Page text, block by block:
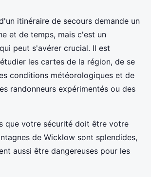
itinéraire de secours demande un
et de temps, mais c'est un
peut s'avérer crucial. Il est
les cartes de la région, de se
conditions météorologiques et de
randonneurs expérimentés ou des
que votre sécurité doit être votre
de Wicklow sont splendides,
aussi être dangereuses pour les